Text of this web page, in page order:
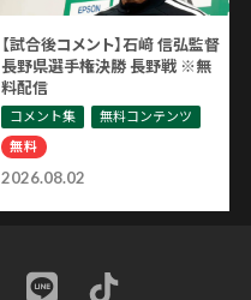
2026.08.02
【試合後コメント】石﨑 信弘監督
長野県選手権決勝 長野戦 ※無
料配信
コメント集
無料コンテンツ
無料